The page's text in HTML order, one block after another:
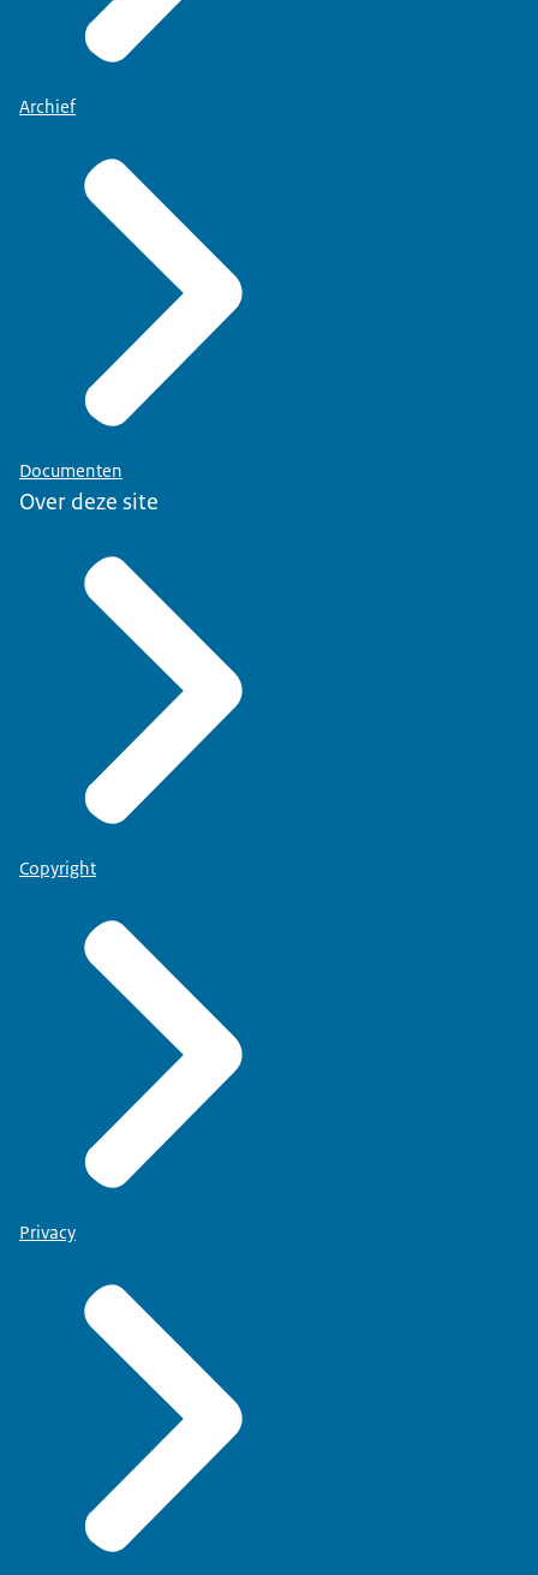
Archief
Documenten
Over deze site
Copyright
Privacy